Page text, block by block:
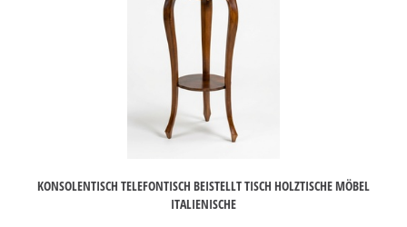
KONSOLENTISCH TELEFONTISCH BEISTELLT TISCH HOLZTISCHE MÖBEL
ITALIENISCHE